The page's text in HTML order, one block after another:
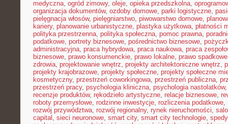
medyczna, ogród zimowy, oleje, opieka przedszkolna,
organizacja dokumentów, ozdoby domowe, parki logistyczne,
pielęgnacja włosów, pielęgniarstwo, piwowarstwo domowe,
kariery, planowanie urbanistyczne, plastyka użytkowa, płatności
polityka przestrzenna, polityka społeczna, pomoc prawna,
podatkowe, portrety biznesowe, pośrednictwo biznesowe,
administracyjna, praca hybrydowa, praca naukowa, praca
biznesowe, prawo konsumenckie, prawo lokalne, prawo spadkowe
zdrowia, projektowanie wnętrz, projekty architektoniczne wnętrz,
projekty krajobrazowe, projekty społeczne, projekty społeczne
kosmetyczny, przestrzeń coworkingowa, przestrzeń publiczna,
przestrzeń pracy, psychologia kliniczna, psychologia nastolatków
recenzje produktów, rękodzieło artystyczne, relacje biznesowe,
roboty przemysłowe, rodzinne inwestycje, rozliczenia podatkowe,
rozwój przywództwa, rozwój regionalny, rynek nieruchomości,
capital , sieci neuronowe, smart city, smart city technologie,